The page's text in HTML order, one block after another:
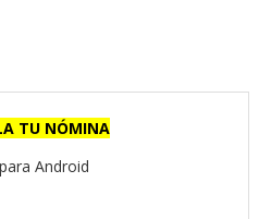
TU NÓMINA
Android